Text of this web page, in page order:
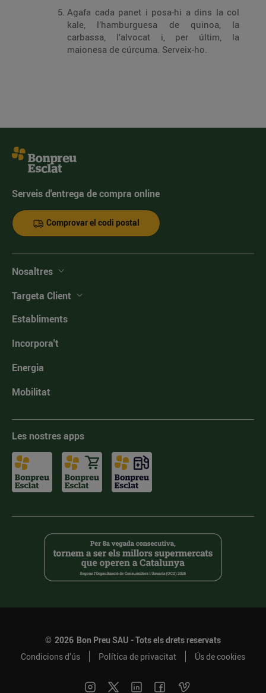
Agafa cada panet i posa-hi a dins la col
kale, l’hamburguesa de quinoa, la
carbassa, l’alvocat i, per últim, la
maionesa de cúrcuma. Serveix-ho.
Serveis d'entrega de compra online
Comprovar el codi postal
Nosaltres
Targeta Client
Establiments
Incorpora't
Energia
Mobilitat
Les nostres apps
© 2026 Bon Preu SAU - Tots els drets reservats
Condicions d’ús
Política de privacitat Ús de cookies